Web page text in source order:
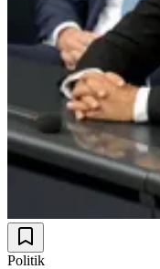
Politik